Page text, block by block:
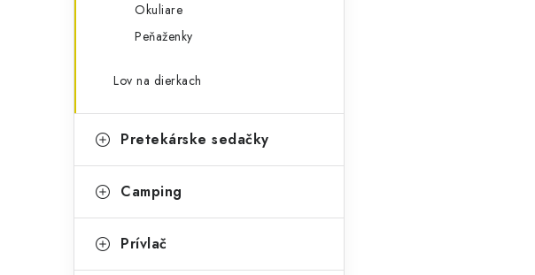
Okuliare
Peňaženky
Lov na dierkach
Pretekárske sedačky
Camping
Prívlač